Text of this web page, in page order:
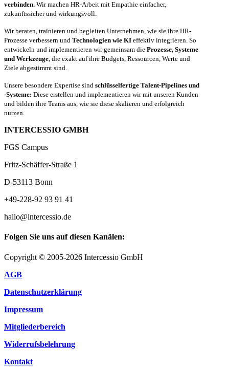
verbinden. Wir machen HR-Arbeit mit Empathie einfacher,
zukunftssicher und wirkungsvoll.
Wir beraten, trainieren und begleiten Unternehmen, wie sie ihre HR-
Prozesse verbessern und Technologien wie KI effektiv integrieren. So
entwickeln und implementieren wir gemeinsam die Prozesse, Systeme
und Werkzeuge, die exakt auf ihre Budgets, Ressourcen, Werte und
Ziele abgestimmt sind.
Unsere besondere Expertise sind schlüsselfertige Talent-Pipelines und
-Systeme: Diese erstellen und implementieren wir mit unseren Kunden
und bilden ihre Teams aus, wie sie diese skalieren und erfolgreich
nutzen.
INTERCESSIO GMBH
FGS Campus
Fritz-Schäffer-Straße 1
D-53113 Bonn
+49-228-92 93 91 41
hallo@intercessio.de
Folgen Sie uns auf diesen Kanälen:
Copyright © 2005-2026 Intercessio GmbH
AGB
Datenschutzerklärung
Impressum
Mitgliederbereich
Widerrufsbelehrung
Kontakt